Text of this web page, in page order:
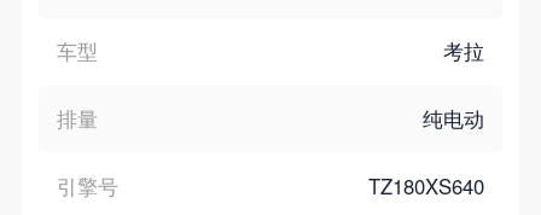
车型 考拉
排量 纯电动
引擎号 TZ180XS640